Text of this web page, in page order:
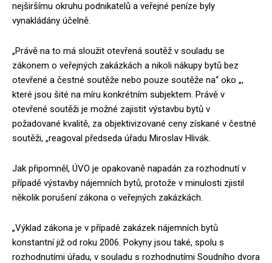
nejširšímu okruhu podnikatelů a veřejné peníze byly
vynakládány účelně.
„Právě na to má sloužit otevřená soutěž v souladu se
zákonem o veřejných zakázkách a nikoli nákupy bytů bez
otevřené a čestné soutěže nebo pouze soutěže na“ oko „,
které jsou šité na míru konkrétním subjektem. Právě v
otevřené soutěži je možné zajistit výstavbu bytů v
požadované kvalitě, za objektivizované ceny získané v čestné
soutěži, „reagoval předseda úřadu Miroslav Hlivák.
Jak připomněl, ÚVO je opakovaně napadán za rozhodnutí v
případě výstavby nájemních bytů, protože v minulosti zjistil
několik porušení zákona o veřejných zakázkách.
„Výklad zákona je v případě zakázek nájemních bytů
konstantní již od roku 2006. Pokyny jsou také, spolu s
rozhodnutími úřadu, v souladu s rozhodnutími Soudního dvora